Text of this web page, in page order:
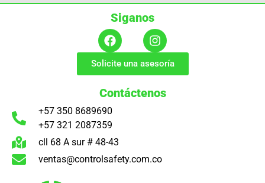
Contáctenos
+57 350 8689690
+57 321 2087359
cll 68 A sur # 48-43
ventas@controlsafety.com.co
Siganos
Solicite una asesoría
Nuestro Equipo de Expertos